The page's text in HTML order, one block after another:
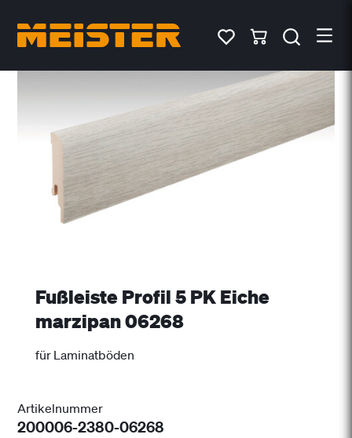
Fußleiste Profil 5 PK Eiche
marzipan 06268
für Laminatböden
Artikelnummer
200006-2380-06268